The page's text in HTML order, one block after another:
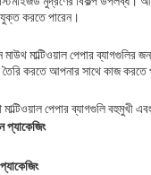
করতে পারেন।
মাল্টিওয়াল পেপার ব্যাগগুলির
তৈরি করতে আপনার সাথে কাজ করতে
পেপার ব্যাগগুলি বহুমুখী
প্যাকেজিং